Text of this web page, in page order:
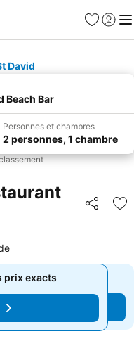
Favoris
Se
David
Beach Bar
Personnes et chambres
2 personnes, 1 chambre
Partager
prix exacts
prix exacts